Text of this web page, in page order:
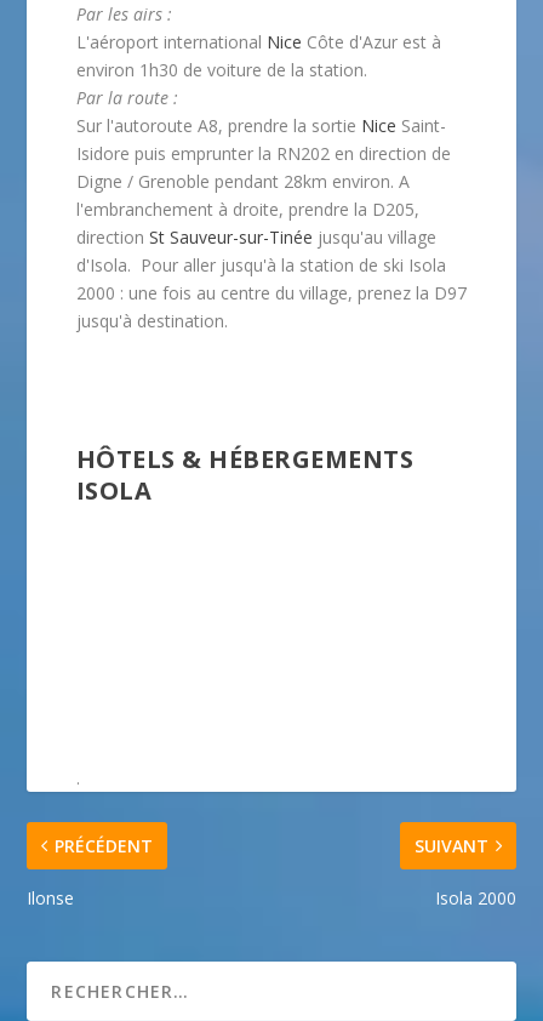
Par les airs :
L'aéroport international Nice Côte d'Azur est à
environ 1h30 de voiture de la station.
Par la route :
Sur l'autoroute A8, prendre la sortie Nice Saint-
Isidore puis emprunter la RN202 en direction de
Digne / Grenoble pendant 28km environ. A
l'embranchement à droite, prendre la D205,
direction St Sauveur-sur-Tinée jusqu'au village
d'Isola. Pour aller jusqu'à la station de ski Isola
2000 : une fois au centre du village, prenez la D97
jusqu'à destination.
HÔTELS & HÉBERGEMENTS
ISOLA
.
PRÉCÉDENT
Ilonse
SUIVANT
Isola 2000